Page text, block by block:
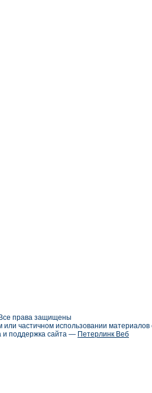
права защищены
или частичном использовании
и поддержка сайта — Петерлинк Веб